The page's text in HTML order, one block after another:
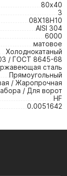
80х40
3
08Х18Н10
AISI 304
6000
матовое
Холоднокатаный
/ ГОСТ 8645-68
сталь
Прямоугольный
/ Жаропрочная
/ Для ворот
HF
0.0051642